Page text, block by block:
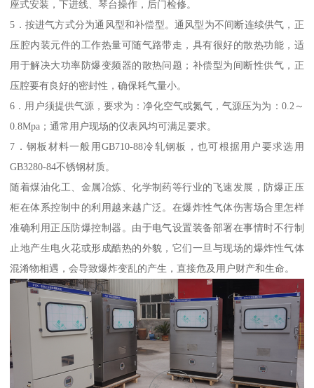
座式安装，下进线、琴台操作，后门检修。
5．按进气方式分为通风型和补偿型。通风型为不间断连续供气，正
压腔内装元件的工作热量可随气路带走，具有很好的散热功能，适
用于解决大功率防爆变频器的散热问题；补偿型为间断性供气，正
压腔要有良好的密封性，确保耗气量小。
6．用户须提供气源，要求为：净化空气或氮气，气源压为为：0.2～
0.8Mpa；通常用户现场的仪表风均可满足要求。
7．钢板材料一般用GB710-88冷轧钢板，也可根据用户要求选用
GB3280-84不锈钢材质。
随着煤油化工、金属冶炼、化学制药等行业的飞速发展，防爆正压
柜在体系控制中的利用越来越广泛。在爆炸性气体伤害场合里怎样
准确利用正压防爆控制器。由于电气设置装备部署在事情时不行制
止地产生电火花或形成酷热的外貌，它们一旦与现场的爆炸性气体
混淆物相遇，会导致爆炸变乱的产生，直接危及用户财产和生命。